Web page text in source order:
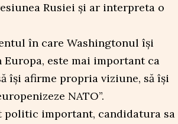
Rusiei și ar interpreta o
în care Washingtonul își
este mai important ca
își afirme propria viziune, să își
NATO”.
politic important, candidatura sa